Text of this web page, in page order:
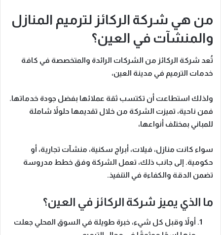
من هي شركة الركائز لترميم المنازل
والمنشآت في العين؟
تُعد شركة الركائز من الشركات الرائدة والمتخصصة في كافة
خدمات الترميم في مدينة العين،
ولذلك استطاعت أن تكتسب ثقة عملائها بفضل جودة خدماتها.
فمن ناحية، تميزت الشركة من خلال تقديمها حلولاً شاملة
للمباني بمختلف أنواعها،
سواء كانت منازل، فيلات، أبراج سكنية، منشآت تجارية، أو
حكومية. إلى جانب ذلك، تعمل الشركة وفق خطط مدروسة
تضمن الدقة والكفاءة في التنفيذ.
ما الذي يميز شركة الركائز في العين؟
أولاً وقبل كل شيء، خبرة طويلة في السوق المحلي جعلت